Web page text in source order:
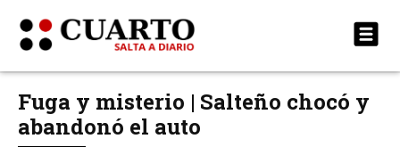
Fuga y misterio | Salteño chocó y
abandonó el auto